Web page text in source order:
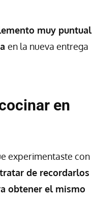
muy puntual
en la nueva entrega
en
experimentaste con
de recordarlos
obtener el mismo